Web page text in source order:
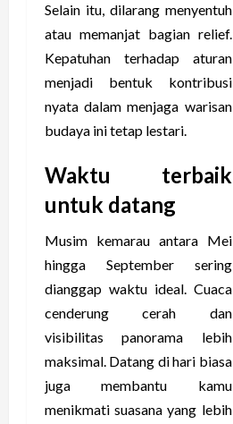
Selain itu, dilarang menyentuh
atau memanjat bagian relief.
Kepatuhan terhadap aturan
menjadi bentuk kontribusi
nyata dalam menjaga warisan
budaya ini tetap lestari.
Waktu terbaik
untuk datang
Musim kemarau antara Mei
hingga September sering
dianggap waktu ideal. Cuaca
cenderung cerah dan
visibilitas panorama lebih
maksimal. Datang di hari biasa
juga membantu kamu
menikmati suasana yang lebih